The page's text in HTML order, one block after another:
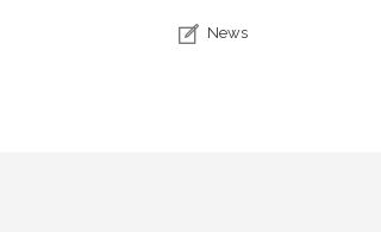
News